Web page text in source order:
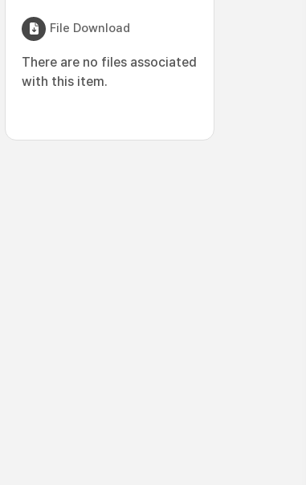
File Download
There are no files associated
with this item.